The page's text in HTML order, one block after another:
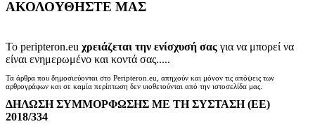
ΑΚΟΛΟΥΘΗΣΤΕ ΜΑΣ
Το peripteron.eu χρειάζεται την ενίσχυσή σας για να μπορεί να
είναι ενημερωμένο και κοντά σας.....
Τα άρθρα που δημοσιεύονται στο Peripteron.eu, απηχούν και μόνον τις απόψεις των
αρθρογράφων και σε καμία περίπτωση δεν υιοθετούνται από την ιστοσελίδα μας.
ΔΗΛΩΣΗ ΣΥΜΜΟΡΦΩΣΗΣ ΜΕ ΤΗ ΣΥΣΤΑΣΗ (ΕΕ)
2018/334